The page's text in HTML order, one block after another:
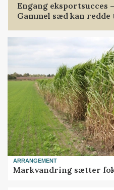
Engang
Gammel sæd kan
ARRANGEMENT
Markvandring sætter